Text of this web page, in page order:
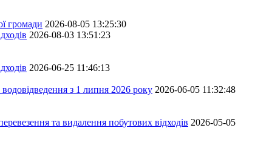
громади 2026-08-05 13:25:30
2026-08-03 13:51:23
2026-06-25 11:46:13
з 1 липня 2026 року 2026-06-05 11:32:48
та видалення побутових відходів 2026-05-05